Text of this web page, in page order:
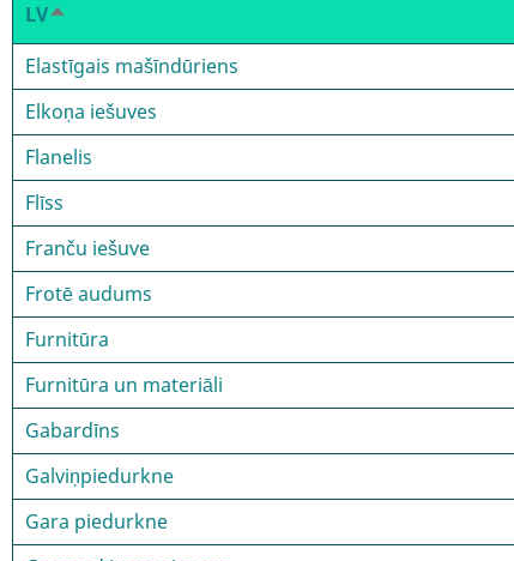
LVSakārtot
dilstošā
secībā
Elastīgais mašīndūriens
Elkoņa iešuves
Flanelis
Flīss
Franču iešuve
Frotē audums
Furnitūra
Furnitūra un materiāli
Gabardīns
Galviņpiedurkne
Gara piedurkne